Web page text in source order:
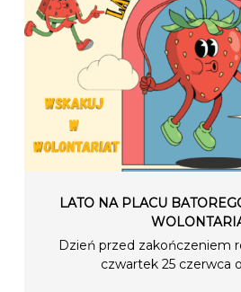
LATO NA PLACU
Dzień przed zakończeniem
czwartek 25 czerwca